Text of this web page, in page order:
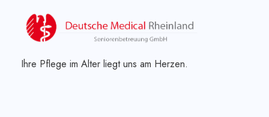
Ihre Pflege im Alter liegt uns am Herzen.